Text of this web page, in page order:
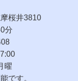
桜井3810
分
曜
です。